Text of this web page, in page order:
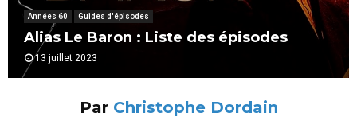
Années 60 Guides d'épisodes
Alias Le Baron : Liste des épisodes
13 juillet 2023
Par Christophe Dordain